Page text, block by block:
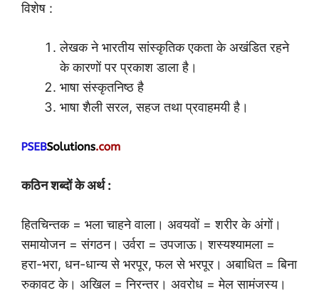
विशेष :
लेखक ने भारतीय सांस्कृतिक एकता के अखंडित रहने
के कारणों पर प्रकाश डाला है।
भाषा संस्कृतनिष्ठ है
भाषा शैली सरल, सहज तथा प्रवाहमयी है।
कठिन शब्दों के अर्थ :
हितचिन्तक = भला चाहने वाला। अवयवों = शरीर के अंगों।
समायोजन = संगठन। उर्वरा = उपजाऊ। शस्यश्यामला =
हरा-भरा, धन-धान्य से भरपूर, फल से भरपूर। अबाधित = बिना
रुकावट के। अखिल = निरन्तर। अवरोध = मेल सामंजस्य।